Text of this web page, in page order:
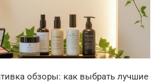
обзоры: как выбрать лучшие